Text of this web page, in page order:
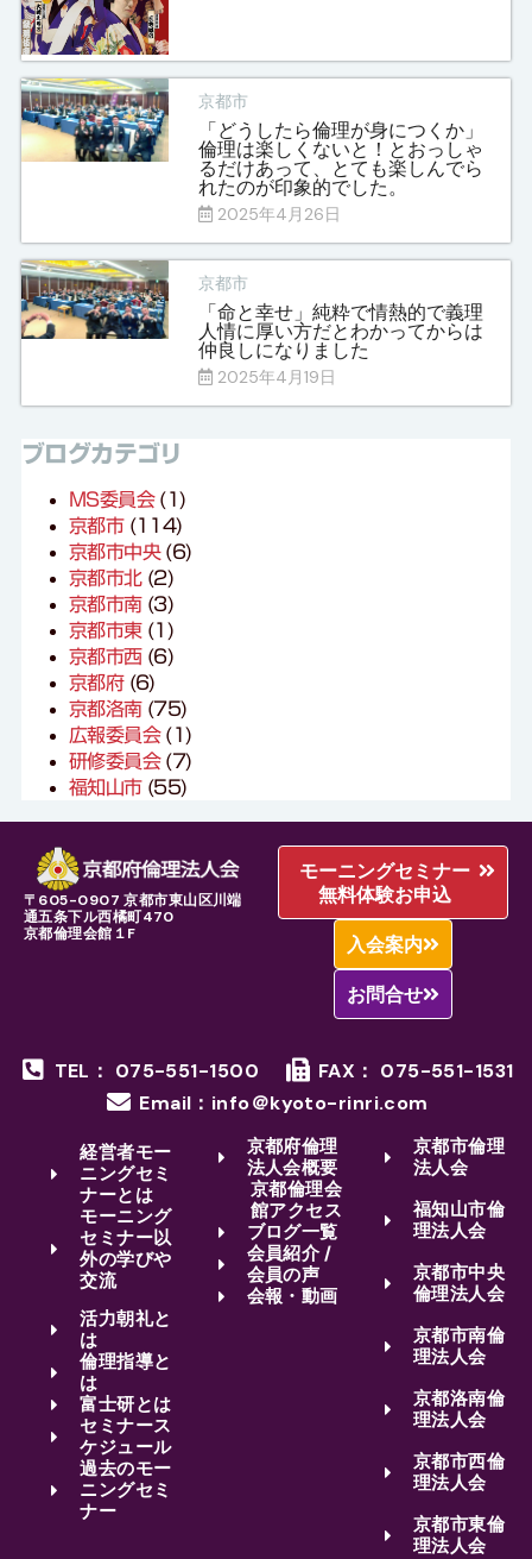
京都市
「どうしたら倫理が身につくか」
倫理は楽しくないと！とおっしゃ
るだけあって、とても楽しんでら
れたのが印象的でした。
2025年4月26日
京都市
「命と幸せ」純粋で情熱的で義理
人情に厚い方だとわかってからは
仲良しになりました
2025年4月19日
ブログカテゴリ
MS委員会(1)
京都市(114)
京都市中央(6)
京都市北(2)
京都市南(3)
京都市東(1)
京都市西(6)
京都府(6)
京都洛南(75)
広報委員会(1)
研修委員会(7)
福知山市(55)
〒605-0907 京都市東山区川端
通五条下ル西橘町470
京都倫理会館１F
モーニングセミナー
無料体験お申込
入会案内
お問合せ
TEL： 075-551-1500
FAX： 075-551-1531
Email：info＠kyoto-rinri.com
経営者モー
ニングセミ
ナーとは
モーニング
セミナー以
外の学びや
交流
活力朝礼と
は
倫理指導と
は
富士研とは
セミナース
ケジュール
過去のモー
ニングセミ
ナー
京都府倫理
法人会概要
京都倫理会
館アクセス
ブログ一覧
会員紹介 /
会員の声
会報・動画
京都市倫理
法人会
福知山市倫
理法人会
京都市中央
倫理法人会
京都市南倫
理法人会
京都洛南倫
理法人会
京都市西倫
理法人会
京都市東倫
理法人会